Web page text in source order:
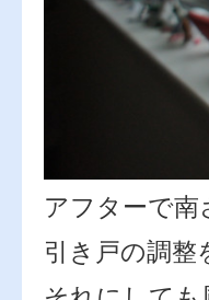
アフターで南
引き戸の調整